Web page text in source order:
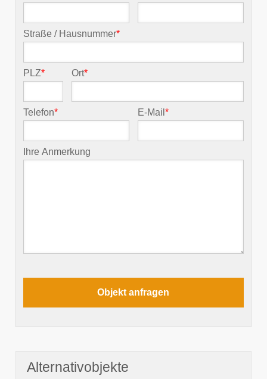
Straße / Hausnummer*
PLZ* Ort*
Telefon* E-Mail*
Ihre Anmerkung
Alternativobjekte